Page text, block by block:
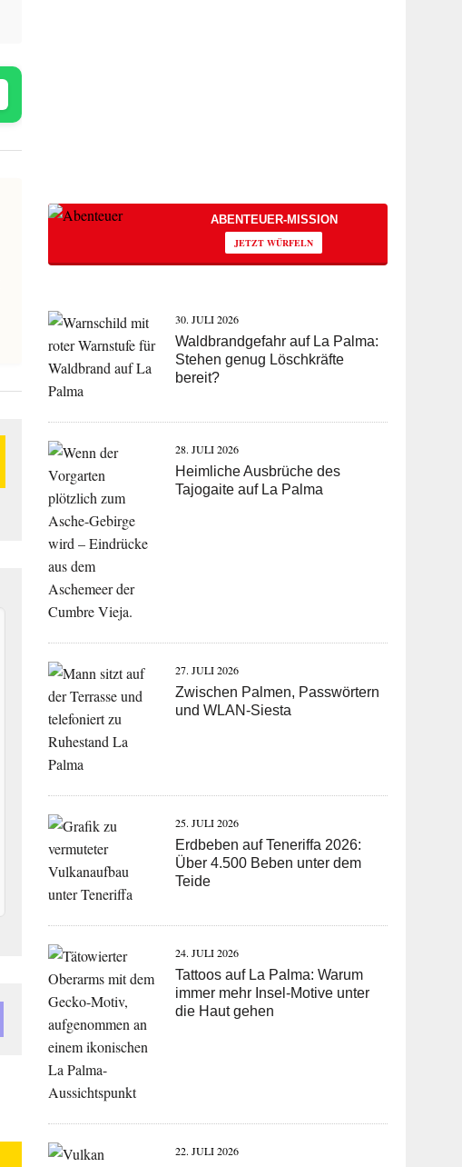
ABENTEUER-MISSION
JETZT WÜRFELN
30. JULI 2026
Waldbrandgefahr auf La Palma:
Stehen genug Löschkräfte
bereit?
28. JULI 2026
Heimliche Ausbrüche des
Tajogaite auf La Palma
27. JULI 2026
Zwischen Palmen, Passwörtern
und WLAN-Siesta
25. JULI 2026
Erdbeben auf Teneriffa 2026:
Über 4.500 Beben unter dem
Teide
24. JULI 2026
Tattoos auf La Palma: Warum
immer mehr Insel-Motive unter
die Haut gehen
22. JULI 2026